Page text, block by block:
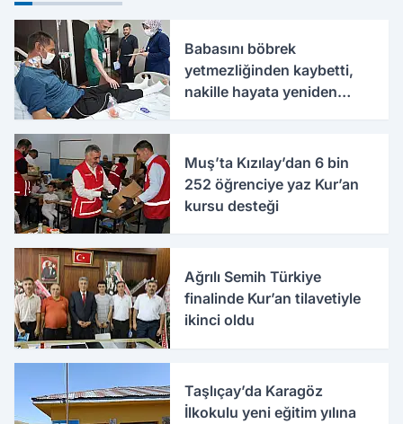
Babasını böbrek
yetmezliğinden kaybetti,
nakille hayata yeniden
Muş’ta Kızılay’dan 6 bin
252 öğrenciye yaz Kur’an
kursu desteği
Ağrılı Semih Türkiye
finalinde Kur’an tilavetiyle
ikinci oldu
Taşlıçay’da Karagöz
İlkokulu yeni eğitim yılına